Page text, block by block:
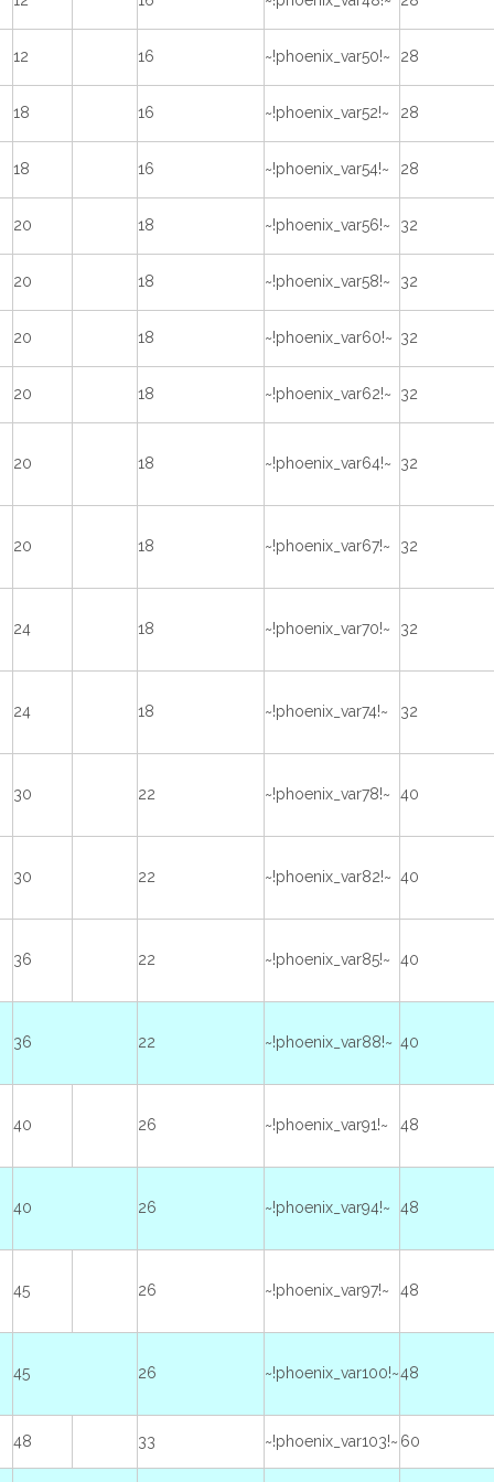
12 16 ~!phoenix_var50!~ 28
18 16 ~!phoenix_var52!~ 28
18 16 ~!phoenix_var54!~ 28
20 18 ~!phoenix_var56!~ 32
20 18 ~!phoenix_var58!~ 32
20 18 ~!phoenix_var60!~ 32
20 18 ~!phoenix_var62!~ 32
20 18 ~!phoenix_var64!~
32
20 18 ~!phoenix_var67!~
32
24 18 ~!phoenix_var70!~
32
24 18 ~!phoenix_var74!~
32
30 22 ~!phoenix_var78!~
40
30 22 ~!phoenix_var82!~ 40
36 22 ~!phoenix_var85!~
40
36 22 ~!phoenix_var88!~ 40
40 26 ~!phoenix_var91!~
48
40 26 ~!phoenix_var94!~
48
45 26 ~!phoenix_var97!~
48
45 26 ~!phoenix_var100!~48
48 33 ~!phoenix_var103!~ 60